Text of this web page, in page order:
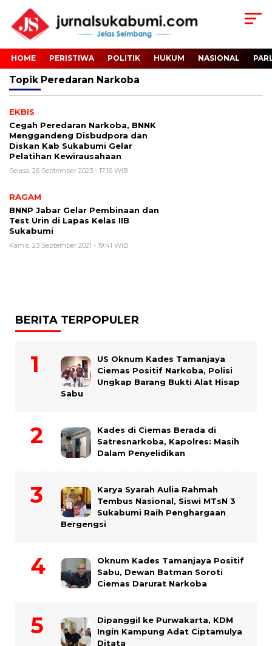
HOME PERISTIWA POLITIK HUKUM NASIONAL
Topik Peredaran Narkoba
EKBIS
Cegah Peredaran Narkoba, BNNK
Menggandeng Disbudpora dan
Diskan Kab Sukabumi Gelar
Pelatihan Kewirausahaan
Selasa, 26 September 2023 - 17:16 WIB
RAGAM
BNNP Jabar Gelar Pembinaan dan
Test Urin di Lapas Kelas IIB
Sukabumi
Kamis, 23 September 2021 - 19:41 WIB
BERITA TERPOPULER
US Oknum Kades Tamanjaya
Ciemas Positif Narkoba, Polisi
Ungkap Barang Bukti Alat Hisap
Sabu
Kades di Ciemas Berada di
Satresnarkoba, Kapolres: Masih
Dalam Penyelidikan
Karya Syarah Aulia Rahmah
Tembus Nasional, Siswi MTsN 3
Sukabumi Raih Penghargaan
Bergengsi
Oknum Kades Tamanjaya Positif
Sabu, Dewan Batman Soroti
Ciemas Darurat Narkoba
Dipanggil ke Purwakarta, KDM
Ingin Kampung Adat Ciptamulya
Ditata